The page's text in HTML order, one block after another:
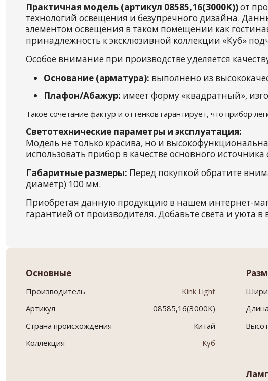
Практичная модель (артикул 08585,16(3000K))от
технологий освещения и безупречного дизайна.
элементом освещения в таком помещении как
принадлежность к эксклюзивной коллекции «Куб»
Особое внимание при производстве уделяется
Основание (арматура): выполнено из
Плафон/Абажур: имеет форму «квадратный»,
Такое сочетание фактур и оттенков гарантирует, что прибор
Светотехнические параметры и эксплуатация:
Модель не только красива, но и
использовать прибор в качестве основного
Габаритные размеры: Перед покупкой обратите
диаметр) 100 мм.
Приобретая данную продукцию в нашем интернет-
гарантией от производителя. Добавьте света и уюта
Основные
Производитель
Kink Light
Артикул
08585,16(3000K)
Страна происхождения
Китай
Коллекция
Куб